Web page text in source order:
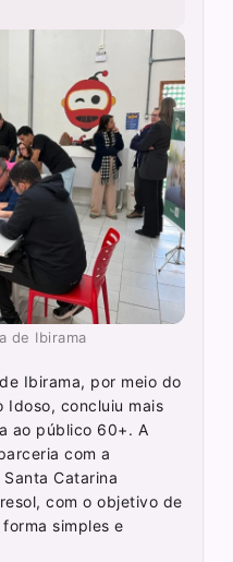
de Ibirama
Ibirama, por meio do
Idoso, concluiu mais
ao público 60+. A
com a
Catarina
com o objetivo de
simples e